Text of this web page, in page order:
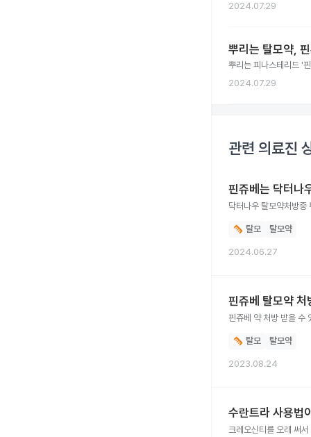
2024.07.29
뿌리는 탈모약,
뿌리는 피나스테리드 '
2024.07.29
관련 의료진
핀쥬베는 닥터나
닥터나우 탈모약처방중
탈모 탈모약
2024.06.27
핀쥬베 탈모약 처
핀쥬베 약 처방 받을 수
탈모 탈모약
2023.08.24
수란트라 사용법
크레오신티를 오래 써